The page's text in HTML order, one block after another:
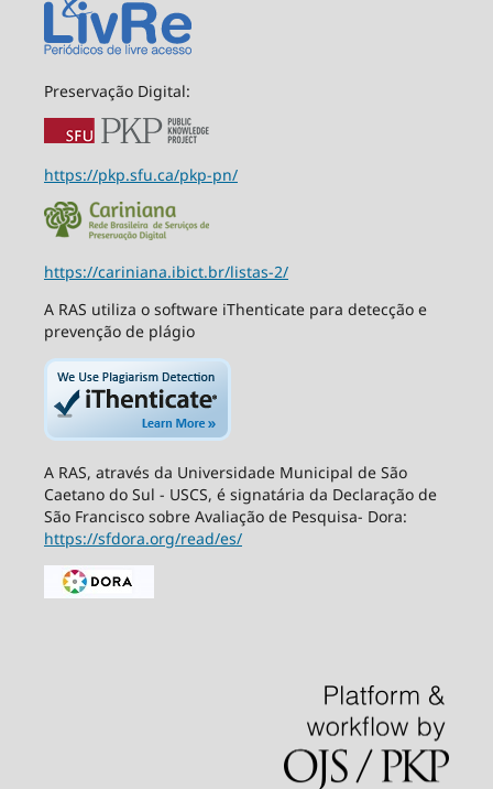
Preservação Digital:
https://pkp.sfu.ca/pkp-pn/
https://cariniana.ibict.br/listas-2/
A RAS utiliza o software iThenticate para detecção e
prevenção de plágio
A RAS, através da Universidade Municipal de São
Caetano do Sul - USCS, é signatária da Declaração de
São Francisco sobre Avaliação de Pesquisa- Dora:
https://sfdora.org/read/es/